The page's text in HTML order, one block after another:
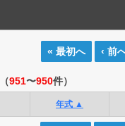
« 最初へ ‹ 前
（951〜950件）
年式 ▲